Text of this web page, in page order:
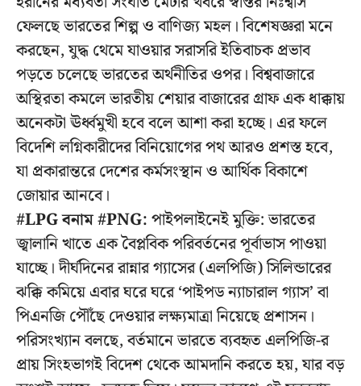
ফেলছে ভারতের শিল্প ও বাণিজ্য মহল। বিশেষজ্ঞরা মনে
করছেন, যুদ্ধ থেমে যাওয়ার সরাসরি ইতিবাচক প্রভাব
পড়তে চলেছে ভারতের অর্থনীতির ওপর। বিশ্ববাজারে
অস্থিরতা কমলে ভারতীয় শেয়ার বাজারের গ্রাফ এক ধাক্কায়
অনেকটা ঊর্ধ্বমুখী হবে বলে আশা করা হচ্ছে। এর ফলে
বিদেশি লগ্নিকারীদের বিনিয়োগের পথ আরও প্রশস্ত হবে,
যা প্রকারান্তরে দেশের কর্মসংস্থান ও আর্থিক বিকাশে
জোয়ার আনবে।
#LPG বনাম #PNG:পাইপলাইনেই মুক্তি: ভারতের
জ্বালানি খাতে এক বৈপ্লবিক পরিবর্তনের পূর্বাভাস পাওয়া
যাচ্ছে। দীর্ঘদিনের রান্নার গ্যাসের (এলপিজি) সিলিন্ডারের
ঝক্কি কমিয়ে এবার ঘরে ঘরে ‘পাইপড ন্যাচারাল গ্যাস’ বা
পিএনজি পৌঁছে দেওয়ার লক্ষ্যমাত্রা নিয়েছে প্রশাসন।
পরিসংখ্যান বলছে, বর্তমানে ভারতে ব্যবহৃত এলপিজি-র
প্রায় সিংহভাগই বিদেশ থেকে আমদানি করতে হয়, যার বড়